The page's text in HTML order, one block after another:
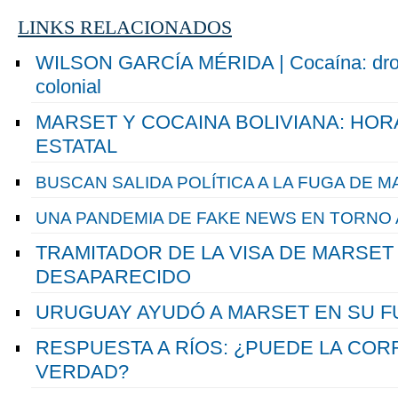
LINKS RELACIONADOS
WILSON GARCÍA MÉRIDA | Cocaína:
colonial
MARSET Y COCAINA BOLIVIANA:
ESTATAL
BUSCAN SALIDA POLÍTICA A LA FUGA DE
UNA PANDEMIA DE FAKE NEWS EN TORNO
TRAMITADOR DE LA VISA DE
DESAPARECIDO
URUGUAY AYUDÓ A MARSET EN SU
RESPUESTA A RÍOS: ¿PUEDE LA
VERDAD?